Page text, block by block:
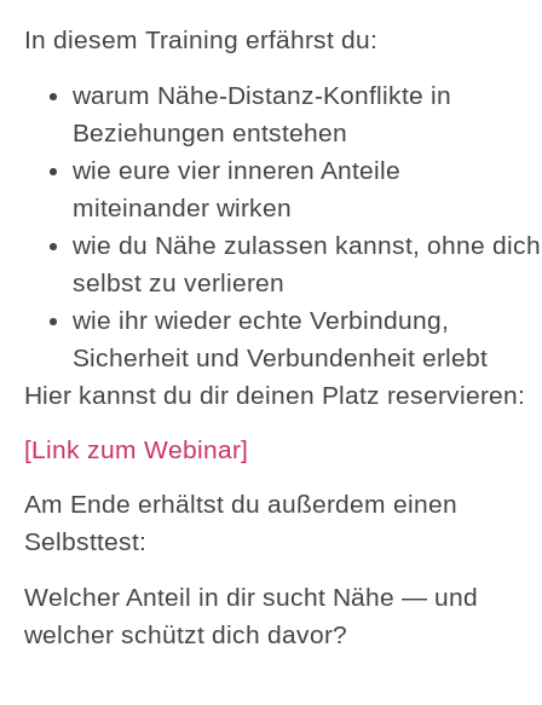
In diesem Training erfährst du:
warum Nähe-Distanz-Konflikte in
Beziehungen entstehen
wie eure vier inneren Anteile
miteinander wirken
wie du Nähe zulassen kannst, ohne dich
selbst zu verlieren
wie ihr wieder echte Verbindung,
Sicherheit und Verbundenheit erlebt
Hier kannst du dir deinen Platz reservieren:
[Link zum Webinar]
Am Ende erhältst du außerdem einen
Selbsttest:
Welcher Anteil in dir sucht Nähe — und
welcher schützt dich davor?